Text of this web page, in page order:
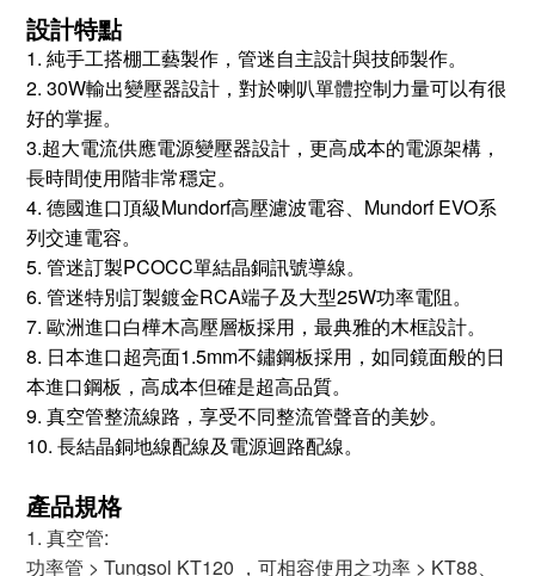
設計特點
1. 純手工搭棚工藝製作，管迷自主設計與技師製作。
2. 30W輸出變壓器設計，對於喇叭單體控制力量可以有很
好的掌握。
3.超大電流供應電源變壓器設計，更高成本的電源架構，
長時間使用階非常穩定。
4. 德國進口頂級Mundorf高壓濾波電容、Mundorf EVO系
列交連電容。
5. 管迷訂製PCOCC單結晶銅訊號導線。
6. 管迷特別訂製鍍金RCA端子及大型25W功率電阻。
7. 歐洲進口白樺木高壓層板採用，最典雅的木框設計。
8. 日本進口超亮面1.5mm不鏽鋼板採用，如同鏡面般的日
本進口鋼板，高成本但確是超高品質。
9. 真空管整流線路，享受不同整流管聲音的美妙。
10. 長結晶銅地線配線及電源迴路配線。
產品規格
1. 真空管:
功率管 > Tungsol KT120 ，可相容使用之功率 > KT88、